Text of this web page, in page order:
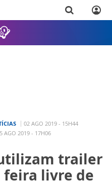
02 AGO 2019 - 15H44
AGO 2019 - 17H06
trailer
feira livre de